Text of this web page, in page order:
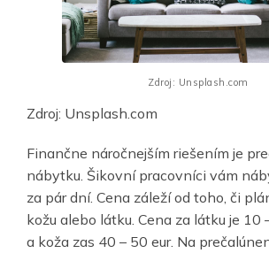
Zdroj: Unsplash.com
Zdroj: Unsplash.com
Finančne náročnejším riešením je
nábytku. Šikovní pracovníci vám
za pár dní. Cena záleží od toho, či
kožu alebo látku. Cena za látku je 10
a koža zas 40 – 50 eur. Na